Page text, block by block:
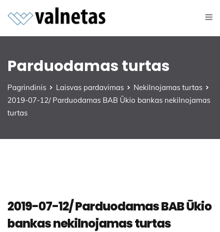
Parduodamas turtas
Pagrindinis Laisvas pardavimas
Nekilnojamas turtas
2019-07-12/ Parduodamas BAB Ūkio bankas nekilnojamas
turtas
2019-07-12/ Parduodamas BAB Ūkio
bankas nekilnojamas turtas